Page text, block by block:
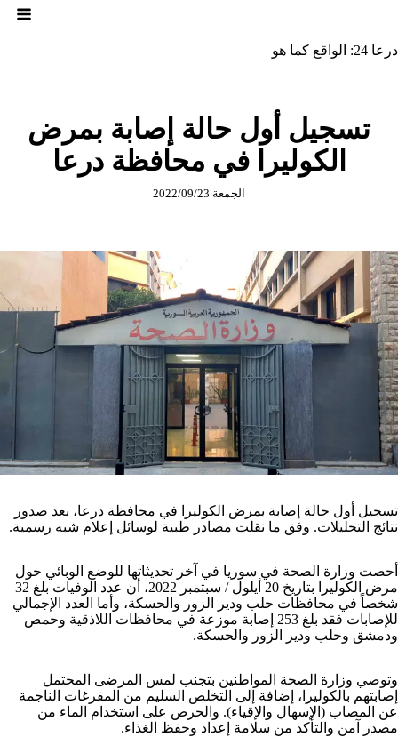
درعا 24: الواقع كما هو
تسجيل أول حالة إصابة بمرض
الكوليرا في محافظة درعا
الجمعة 2022/09/23
تسجيل أول حالة إصابة بمرض الكوليرا في محافظة درعا، بعد صدور
نتائج التحليلات. وفق ما نقلت مصادر طبية لوسائل إعلام شبه رسمية.
أحصت وزارة الصحة في سوريا في آخر تحديثاتها للوضع الوبائي حول
مرض الكوليرا بتاريخ 20 أيلول / سبتمبر 2022، أن عدد الوفيات بلغ 32
شخصاً في محافظات حلب ودير الزور والحسكة، وأما العدد الإجمالي
للإصابات فقد بلغ 253 إصابة موزعة في محافظات اللاذقية وحمص
ودمشق وحلب ودير الزور والحسكة.
وتوصي وزارة الصحة المواطنين بتجنب لمس المرضى المحتمل
إصابتهم بالكوليرا، إضافة إلى التخلص السليم من المفرغات الناجمة
عن المصاب (الإسهال والإقياء). والحرص على استخدام الماء من
مصدر آمن والتأكد من سلامة إعداد وحفظ الغذاء.